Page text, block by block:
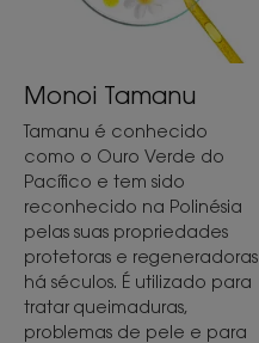
Monoi Tamanu
Tamanu é conhecido
como o Ouro Verde do
Pacífico e tem sido
reconhecido na Polinésia
pelas suas propriedades
protetoras e regeneradoras
há séculos. É utilizado para
tratar queimaduras,
problemas de pele e para